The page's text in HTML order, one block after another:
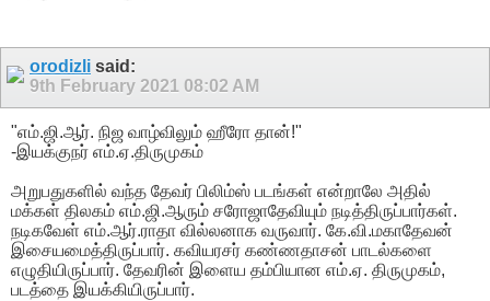
orodizli said:
9th February 2021 08:02 AM
"எம்.ஜி.ஆர். நிஜ வாழ்விலும் ஹீரோ தான்!"
-இயக்குநர் எம்.ஏ.திருமுகம்
அறுபதுகளில் வந்த தேவர் பிலிம்ஸ் படங்கள் என்றாலே அதில்
மக்கள் திலகம் எம்.ஜி.ஆரும் சரோஜாதேவியும் நடித்திருப்பார்கள்.
நடிகவேள் எம்.ஆர்.ராதா வில்லனாக வருவார். கே.வி.மகாதேவன்
இசையமைத்திருப்பார். கவியரசர் கண்ணதாசன் பாடல்களை
எழுதியிருப்பார். தேவரின் இளைய தம்பியான எம்.ஏ. திருமுகம்,
படத்தை இயக்கியிருப்பார்.